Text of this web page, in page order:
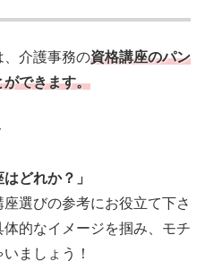
、介護事務の資格講座のパン
ができます。
どれか？」
座選びの参考にお役立て下さ
的なイメージを掴み、モチ
ましょう！